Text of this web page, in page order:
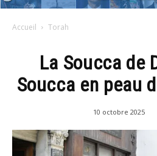
Accueil Torah
La Soucca de
Soucca en peau
10 octobre 2025